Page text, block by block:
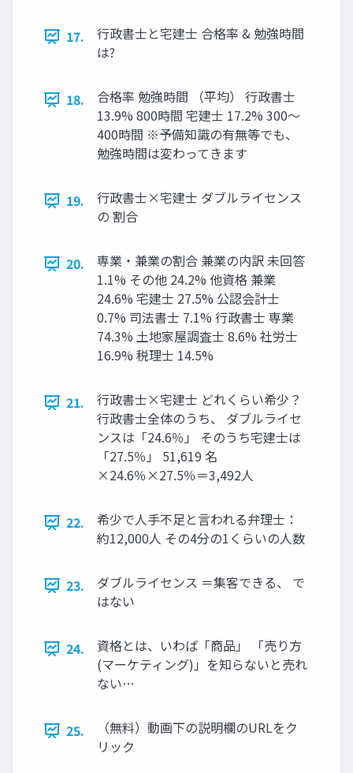
17.
行政書士と宅建士 合格率 & 勉強時間
は?
18.
合格率 勉強時間 （平均） 行政書士
13.9% 800時間 宅建士 17.2% 300～
400時間 ※予備知識の有無等でも、
勉強時間は変わってきます
19.
行政書士×宅建士 ダブルライセンス
の 割合
20.
専業・兼業の割合 兼業の内訳 未回答
1.1% その他 24.2% 他資格 兼業
24.6% 宅建士 27.5% 公認会計士
0.7% 司法書士 7.1% 行政書士 専業
74.3% 土地家屋調査士 8.6% 社労士
16.9% 税理士 14.5%
21.
行政書士×宅建士 どれくらい希少？
行政書士全体のうち、 ダブルライセ
ンスは「24.6％」 そのうち宅建士は
「27.5％」 51,619 名
×24.6％×27.5％＝3,492人
22.
希少で人手不足と言われる弁理士：
約12,000人 その4分の1くらいの人数
23.
ダブルライセンス ＝集客できる、 で
はない
24.
資格とは、いわば「商品」 「売り方
(マーケティング)」を知らないと売れ
ない…
25.
（無料）動画下の説明欄のURLをク
リック